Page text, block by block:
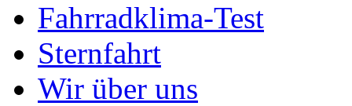
Fahrradklima-Test
Sternfahrt
Wir über uns